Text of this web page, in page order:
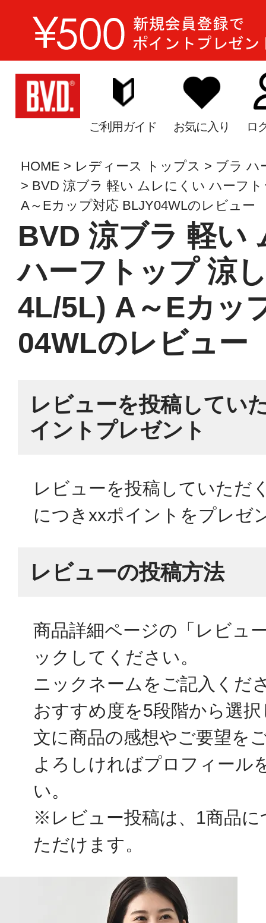
ご利用ガイド お気に入り ロ
HOME レディース トップス
ブラ ハ
BVD 涼ブラ 軽い ムレにくい ハーフ
A～Eカップ対応 BLJY04WLのレビュー
BVD 涼ブラ 軽い
ハーフトップ 涼
4L/5L) A～Eカッ
04WLのレビュー
レビューを投稿してい
イントプレゼント
レビューを投稿していただ
につきxxポイントをプレゼ
レビューの投稿方法
商品詳細ページの「レビュ
ックしてください。
ニックネームをご記入くだ
おすすめ度を5段階から選
文に商品の感想やご要望を
よろしければプロフィール
い。
※レビュー投稿は、1商品に
ただけます。